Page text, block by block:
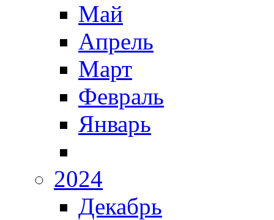
Май
Апрель
Март
Февраль
Январь
2024
Декабрь